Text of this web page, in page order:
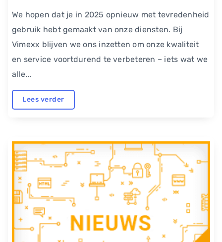
We hopen dat je in 2025 opnieuw met tevredenheid
gebruik hebt gemaakt van onze diensten. Bij
Vimexx blijven we ons inzetten om onze kwaliteit
en service voortdurend te verbeteren – iets wat we
alle...
Lees verder